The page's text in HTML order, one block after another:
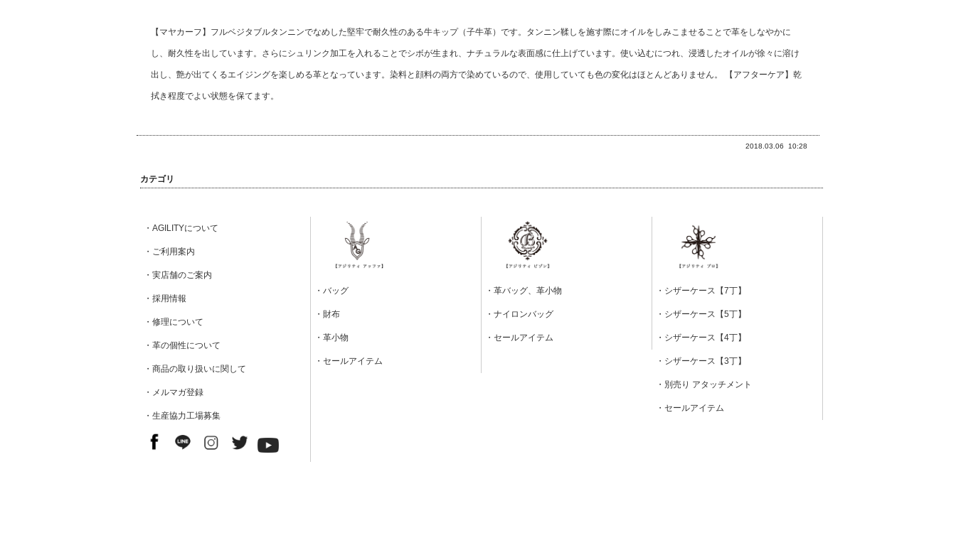
【マヤカーフ】フルベジタブルタンニンでなめした堅牢で耐久性のある牛キップ（子牛革）です。タンニン鞣しを施す際にオイルをしみこませることで革をしなやかに
し、耐久性を出しています。さらにシュリンク加工を入れることでシボが生まれ、ナチュラルな表面感に仕上げています。使い込むにつれ、浸透したオイルが徐々に溶け
出し、艶が出てくるエイジングを楽しめる革となっています。染料と顔料の両方で染めているので、使用していても色の変化はほとんどありません。 【アフターケア】乾
拭き程度でよい状態を保てます。
2018.03.06 10:28
カテゴリ
・AGILITYについて
・ご利用案内
・実店舗のご案内
・採用情報
・修理について
・革の個性について
・商品の取り扱いに関して
・メルマガ登録
・生産協力工場募集
・バッグ
・財布
・革小物
・セールアイテム
・革バッグ、革小物
・ナイロンバッグ
・セールアイテム
・シザーケース【7丁】
・シザーケース【5丁】
・シザーケース【4丁】
・シザーケース【3丁】
・別売り アタッチメント
・セールアイテム